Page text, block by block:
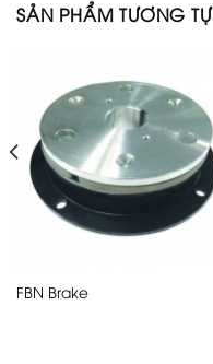
SẢN PHẨM TƯƠNG TỰ
FBN Brake